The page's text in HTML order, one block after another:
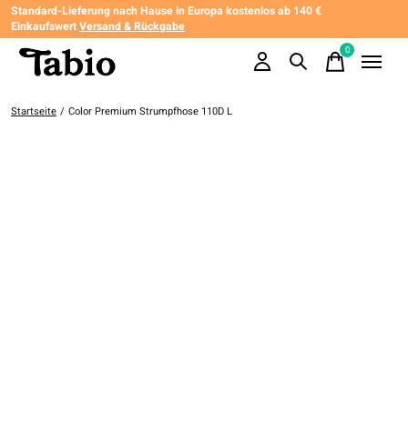
Standard-Lieferung nach Hause in Europa kostenlos ab 140 €
EinkaufswertVersand & Rückgabe
0items
Startseite / Color Premium Strumpfhose 110D L